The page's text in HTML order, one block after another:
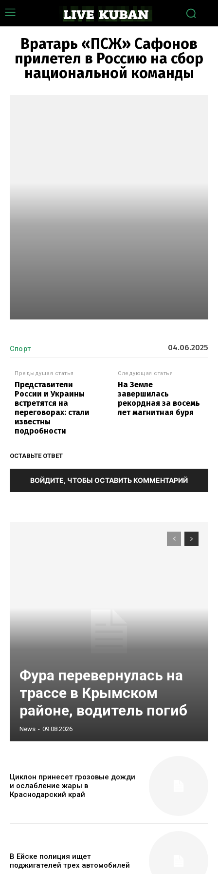
Вратарь «ПСЖ» Сафонов
прилетел в Россию на сбор
национальной команды
Спорт 04.06.2025
Предыдущая статья
Представители
России и Украины
встретятся на
переговорах: стали
известны
подробности
Следующая статья
На Земле
завершилась
рекордная за восемь
лет магнитная буря
ОСТАВЬТЕ ОТВЕТ
ВОЙДИТЕ, ЧТОБЫ ОСТАВИТЬ КОММЕНТАРИЙ
Фура перевернулась на
трассе в Крымском
районе, водитель погиб
News - 09.08.2026
Циклон принесет грозовые дожди
и ослабление жары в
Краснодарский край
В Ейске полиция ищет
поджигателей трех автомобилей